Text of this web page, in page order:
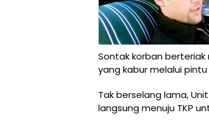
Sontak korban
yang kabur melalui pintu
Tak berselang lama,
langsung menuju TKP